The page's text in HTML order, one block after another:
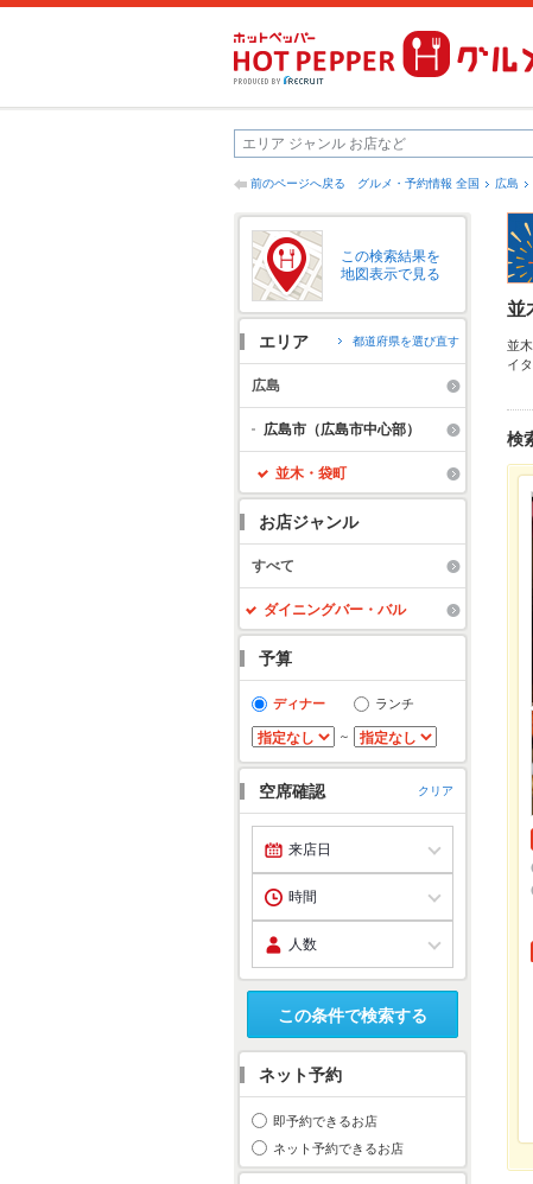
前のページへ戻る グルメ・予約情報 全国 広島
この検索結果を
地図表示で見る
エリア 都道府県を選び直す
広島
広島市（広島市中心部）
並木・袋町
お店ジャンル
すべて
ダイニングバー・バル
予算
ディナー ランチ
～
空席確認 クリア
この条件で検索する
ネット予約
即予約できるお店
ネット予約できるお店
並
並
イ
検